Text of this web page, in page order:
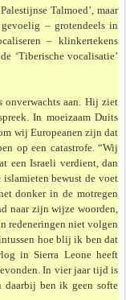
Talmoed’, maar
– grotendeels in
– klinker­tekens
‘Tiberische vocalisatie’
onverwachts aan. Hij ziet
In moeizaam Duits
wij Europeanen zijn dat
op een catastrofe. “Wij
een Israeli verdient, dan
bewust de voet
donker in de motregen
naar zijn wijze woorden,
redeneringen niet volgen
hoe blij ik ben dat
in Sierra Leone heeft
In vier jaar tijd is
daarbij ben ik geen softe